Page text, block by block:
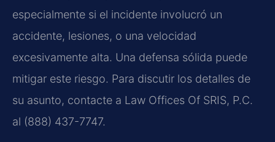
especialmente si el incidente involucró un
accidente, lesiones, o una velocidad
excesivamente alta. Una defensa sólida puede
mitigar este riesgo. Para discutir los detalles de
su asunto, contacte a Law Offices Of SRIS, P.C.
al (888) 437-7747.